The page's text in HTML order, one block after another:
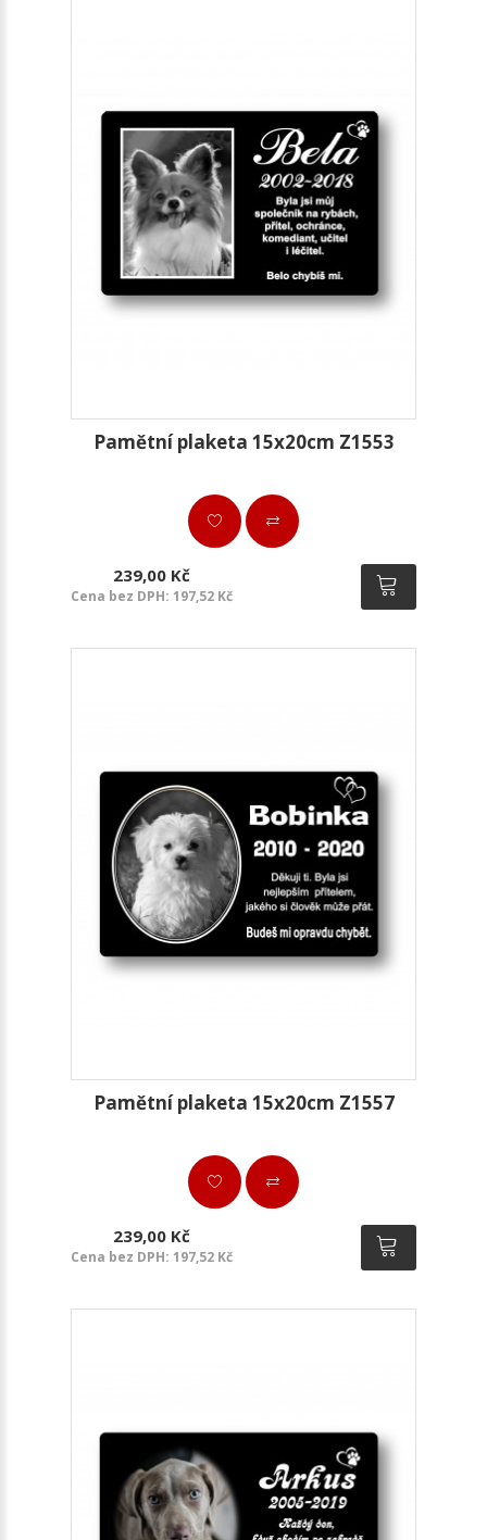
Pamětní plaketa 15x20cm Z1553
239,00 Kč
Cena bez DPH: 197,52 Kč
Pamětní plaketa 15x20cm Z1557
239,00 Kč
Cena bez DPH: 197,52 Kč